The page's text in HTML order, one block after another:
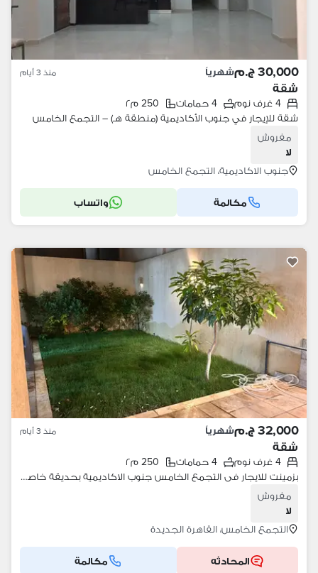
30,000 ج.م شهرياً منذ 3 أيام
شقة
4 غرف نوم 4 حمامات
250 م٢
شقة للإيجار في جنوب الأكاديمية (منطقة هـ) – التجمع الخامس
مفروش
لا
جنوب الاكاديمية، التجمع الخامس
مكالمة واتساب
32,000 ج.م شهرياً منذ 3 أيام
شقة
4 غرف نوم 4 حمامات
250 م٢
بزمينت للايجار فى التجمع الخامس جنوب الاكاديمية بحديقة خاصة ومدخل
مفروش
لا
التجمع الخامس، القاهرة الجديدة
المحادثه مكالمة